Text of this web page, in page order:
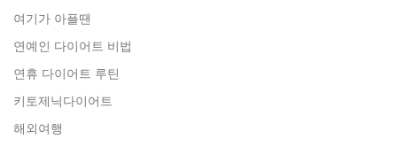
여기가 아플땐
연예인 다이어트 비법
연휴 다이어트 루틴
키토제닉다이어트
해외여행